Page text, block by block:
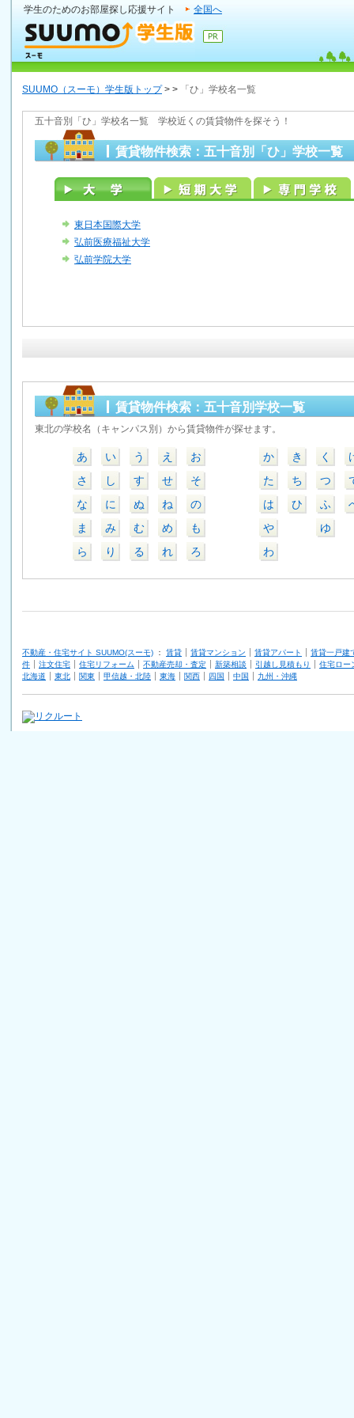
学生のためのお部屋探し応援サイト 全国へ
SUUMO（スーモ）学生版トップ> > 「ひ」学校名一覧
五十音別「ひ」学校名一覧 学校近くの賃貸物件を探そう！
賃貸物件検索：五十音別「ひ」学校一覧
東日本国際大学
弘前医療福祉大学
弘前学院大学
賃貸物件検索：五十音別学校一覧
東北の学校名（キャンパス別）から賃貸物件が探せます。
あ い う え
お
さ
し す せ
そ
な
に ぬ ね
の
ま
み む め
も
ら
り る れ ろ
か き く
た
ち つ
は
ひ ふ
や
ゆ
わ
不動産・住宅サイト SUUMO(スーモ) ： 賃貸 賃貸マンション 賃貸アパート
賃貸一戸建
件
注文住宅 住宅リフォーム 不動産売却・査定 新築相談 引越し見積もり
住宅ロー
北海道
東北 関東 甲信越・北陸 東海 関西 四国 中国 九州・沖縄